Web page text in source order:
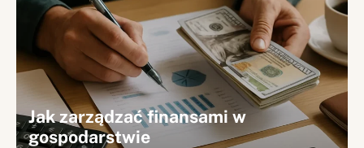
Jak zarządzać finansami w
gospodarstwie